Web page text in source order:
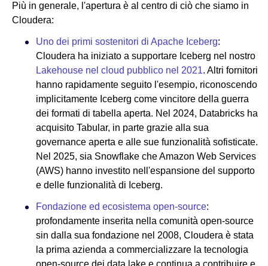
Più in generale, l'apertura è al centro di ciò che siamo in
Cloudera:
Uno dei primi sostenitori di Apache Iceberg:
Cloudera ha iniziato a supportare Iceberg nel nostro
Lakehouse nel cloud pubblico nel 2021. Altri fornitori
hanno rapidamente seguito l'esempio, riconoscendo
implicitamente Iceberg come vincitore della guerra
dei formati di tabella aperta. Nel 2024, Databricks ha
acquisito Tabular, in parte grazie alla sua
governance aperta e alle sue funzionalità sofisticate.
Nel 2025, sia Snowflake che Amazon Web Services
(AWS) hanno investito nell'espansione del supporto
e delle funzionalità di Iceberg.
Fondazione ed ecosistema open-source:
profondamente inserita nella comunità open-source
sin dalla sua fondazione nel 2008, Cloudera è stata
la prima azienda a commercializzare la tecnologia